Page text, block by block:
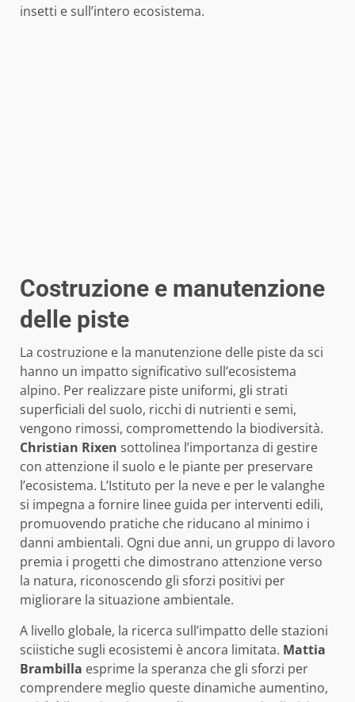
insetti e sull’intero ecosistema.
Costruzione e manutenzione
delle piste
La costruzione e la manutenzione delle piste da sci
hanno un impatto significativo sull’ecosistema
alpino. Per realizzare piste uniformi, gli strati
superficiali del suolo, ricchi di nutrienti e semi,
vengono rimossi, compromettendo la biodiversità.
Christian Rixen sottolinea l’importanza di gestire
con attenzione il suolo e le piante per preservare
l’ecosistema. L’Istituto per la neve e per le valanghe
si impegna a fornire linee guida per interventi edili,
promuovendo pratiche che riducano al minimo i
danni ambientali. Ogni due anni, un gruppo di lavoro
premia i progetti che dimostrano attenzione verso
la natura, riconoscendo gli sforzi positivi per
migliorare la situazione ambientale.
A livello globale, la ricerca sull’impatto delle stazioni
sciistiche sugli ecosistemi è ancora limitata. Mattia
Brambilla esprime la speranza che gli sforzi per
comprendere meglio queste dinamiche aumentino,